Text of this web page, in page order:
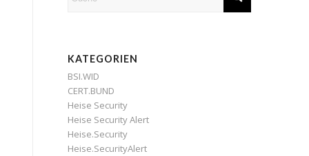
KATEGORIEN
BSI.WID
CERT.BUND
Heise Security
Heise Security Alert
Heise.Security
Heise.SecurityAlert